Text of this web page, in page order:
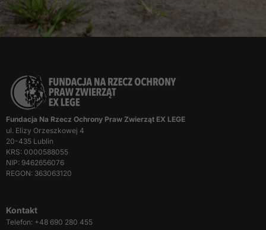
Fundacja Na Rzecz Ochrony Praw Zwierząt EX LEGE
ul. Elizy Orzeszkowej 4
20-435 Lublin
KRS: 0000588055
NIP: 9462656076
REGON: 363063120
Kontakt
Telefon: +48 690 280 455
i strukturę
strony
używana.
Doświadczenie